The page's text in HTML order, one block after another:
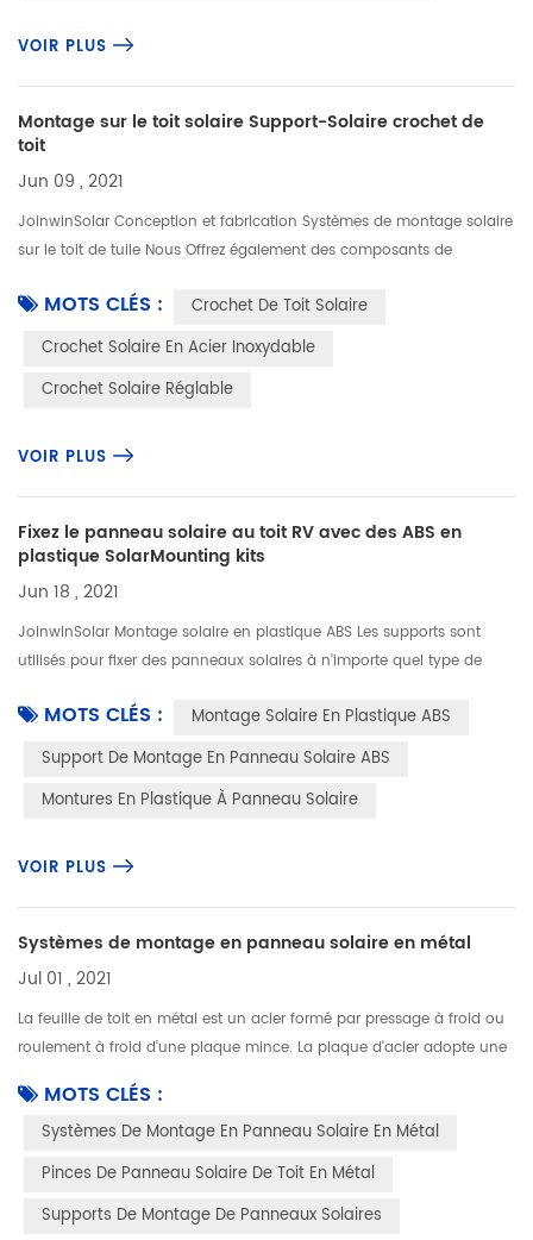
VOIR PLUS
Montage sur le toit solaire Support-Solaire crochet de
toit
Jun 09 , 2021
JoinwinSolar Conception et fabrication Systèmes de montage solaire
sur le toit de tuile Nous Offrez également des composants de
est...MOTS CLÉS :
Crochet De Toit Solaire
Crochet Solaire En Acier Inoxydable
Crochet Solaire Réglable
VOIR PLUS
Fixez le panneau solaire au toit RV avec des ABS en
plastique SolarMounting kits
Jun 18 , 2021
JoinwinSolar Montage solaire en plastique ABS Les supports sont
utilisés pour fixer des panneaux solaires à n'importe quel type de
c... MOTS CLÉS :
Montage Solaire En Plastique ABS
Support De Montage En Panneau Solaire ABS
Montures En Plastique À Panneau Solaire
VOIR PLUS
Systèmes de montage en panneau solaire en métal
Jul 01 , 2021
La feuille de toit en métal est un acier formé par pressage à froid ou
roulement à froid d'une plaque mince. La plaque d'acier adopte une
MOTS CLÉS :
Systèmes De Montage En Panneau Solaire En Métal
Pinces De Panneau Solaire De Toit En Métal
Supports De Montage De Panneaux Solaires